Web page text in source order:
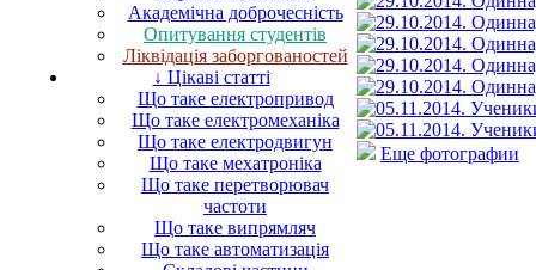
Академічна доброчесність
Опитування студентів
Ліквідація заборгованостей
↓ Цікаві статті
Що таке електропривод
Що таке електромеханіка
Що таке електродвигун
Що таке мехатроніка
Що таке перетворювач
частоти
Що таке випрямляч
Що таке автоматизація
Еще фотографии